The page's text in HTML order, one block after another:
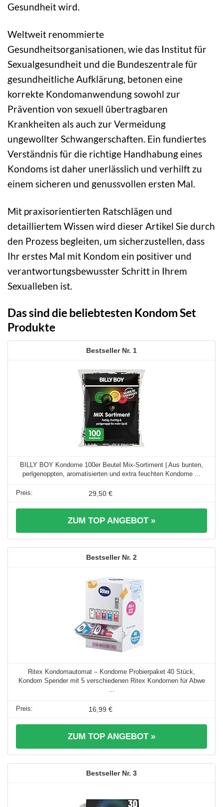
Gesundheit wird.
Weltweit renommierte
Gesundheitsorganisationen, wie das Institut für
Sexualgesundheit und die Bundeszentrale für
gesundheitliche Aufklärung, betonen eine
korrekte Kondomanwendung sowohl zur
Prävention von sexuell übertragbaren
Krankheiten als auch zur Vermeidung
ungewollter Schwangerschaften. Ein fundiertes
Verständnis für die richtige Handhabung eines
Kondoms ist daher unerlässlich und verhilft zu
einem sicheren und genussvollen ersten Mal.
Mit praxisorientierten Ratschlägen und
detailliertem Wissen wird dieser Artikel Sie durch
den Prozess begleiten, um sicherzustellen, dass
Ihr erstes Mal mit Kondom ein positiver und
verantwortungsbewusster Schritt in Ihrem
Sexualleben ist.
Das sind die beliebtesten Kondom Set
Produkte
1
BILLY BOY Kondome 100er Beutel Mix-Sortiment | Aus bunten,
perlgenoppten, aromatisierten und extra feuchten Kondome ...
29,50 €
ZUM TOP ANGEBOT »
2
Ritex Kondomautomat – Kondome Probierpaket 40 Stück,
Kondom Spender mit 5 verschiedenen Ritex Kondomen für Abwe
...
16,99 €
ZUM TOP ANGEBOT »
3